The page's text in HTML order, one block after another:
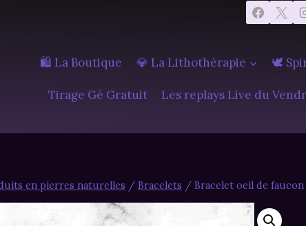
🛍️ La Boutique 💎 La Lithothèrapie 🕊️
Tirage Gé Gratuit Les replays Live du
en pierres naturelles / Bracelets / Bracelet oeil de faucon